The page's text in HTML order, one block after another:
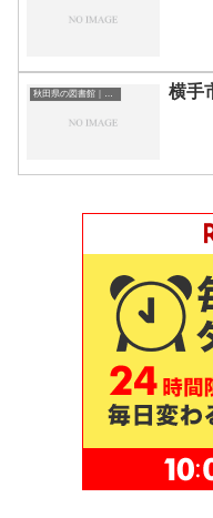
秋田県の図書館｜勉強できる場所 横手